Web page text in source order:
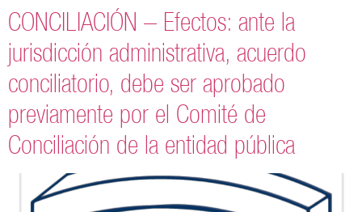
CONCILIACIÓN – Efectos: ante la
jurisdicción administrativa, acuerdo
conciliatorio, debe ser aprobado
previamente por el Comité de
Conciliación de la entidad pública